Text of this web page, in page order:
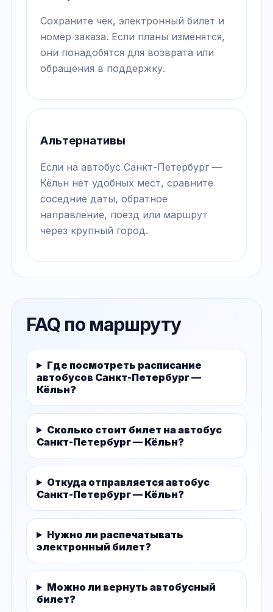
Сохраните чек, электронный билет и
номер заказа. Если планы изменятся,
они понадобятся для возврата или
обращения в поддержку.
Альтернативы
Если на автобус Санкт-Петербург —
Кёльн нет удобных мест, сравните
соседние даты, обратное
направление, поезд или маршрут
через крупный город.
FAQ по маршруту
Где посмотреть расписание
автобусов Санкт-Петербург —
Кёльн?
Сколько стоит билет на автобус
Санкт-Петербург — Кёльн?
Откуда отправляется автобус
Санкт-Петербург — Кёльн?
Нужно ли распечатывать
электронный билет?
Можно ли вернуть автобусный
билет?